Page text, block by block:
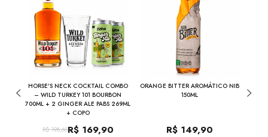
HORSE'S NECK COCKTAIL COMBO
– WILD TURKEY 101 BOURBON
700ML + 2 GINGER ALE PABS 269ML
+ COPO
R$ 198,60R$ 169,90
ORANGE BITTER AROMÁTICO NIB
150ML
R$ 149,90